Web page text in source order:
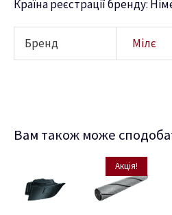
Країна реєстрації бренду:
Бренд Мілє
Вам також може
Акція!